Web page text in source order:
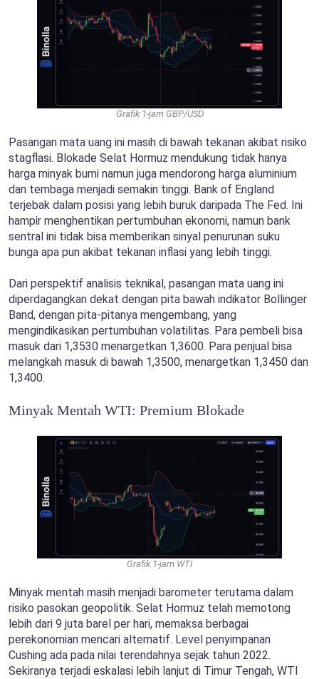
Grafik 1-jam GBP/USD
Pasangan mata uang ini masih di bawah tekanan akibat risiko
stagflasi. Blokade Selat Hormuz mendukung tidak hanya
harga minyak bumi namun juga mendorong harga aluminium
dan tembaga menjadi semakin tinggi. Bank of England
terjebak dalam posisi yang lebih buruk daripada The Fed. Ini
hampir menghentikan pertumbuhan ekonomi, namun bank
sentral ini tidak bisa memberikan sinyal penurunan suku
bunga apa pun akibat tekanan inflasi yang lebih tinggi.
Dari perspektif analisis teknikal, pasangan mata uang ini
diperdagangkan dekat dengan pita bawah indikator Bollinger
Band, dengan pita-pitanya mengembang, yang
mengindikasikan pertumbuhan volatilitas. Para pembeli bisa
masuk dari 1,3530 menargetkan 1,3600. Para penjual bisa
melangkah masuk di bawah 1,3500, menargetkan 1,3450 dan
1,3400.
Minyak Mentah WTI: Premium Blokade
Grafik 1-jam WTI
Minyak mentah masih menjadi barometer terutama dalam
risiko pasokan geopolitik. Selat Hormuz telah memotong
lebih dari 9 juta barel per hari, memaksa berbagai
perekonomian mencari alternatif. Level penyimpanan
Cushing ada pada nilai terendahnya sejak tahun 2022.
Sekiranya terjadi eskalasi lebih lanjut di Timur Tengah, WTI